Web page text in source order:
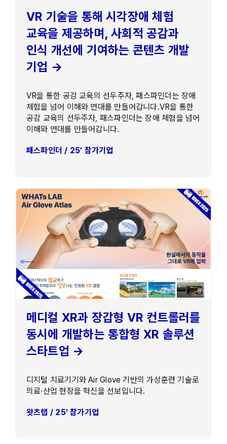
VR 기술을 통해 시각장애 체험
교육을 제공하며, 사회적 공감과
인식 개선에 기여하는 콘텐츠 개발
기업 →
VR을 통한 공감 교육의 선두주자, 패스파인더는 장애
체험을 넘어 이해와 연대를 만들어갑니다.VR을 통한
공감 교육의 선두주자, 패스파인더는 장애 체험을 넘어
이해와 연대를 만들어갑니다.
패스파인더 / 25′ 참가기업
메디컬 XR과 장갑형 VR 컨트롤러를
동시에 개발하는 통합형 XR 솔루션
스타트업 →
디지털 치료기기와 Air Glove 기반의 가상훈련 기술로
의료·산업 현장을 혁신을 선보입니다.
왓츠랩 / 25′ 참가기업